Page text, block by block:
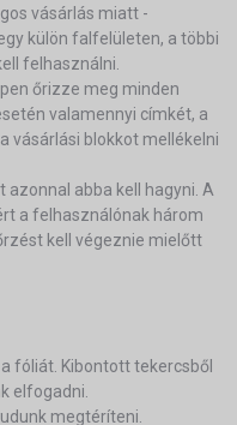
vásárlás miatt -
külön falfelületen, a többi
felhasználni.
őrizze meg minden
valamennyi címkét, a
vásárlási blokkot mellékelni
abba kell hagyni. A
a felhasználónak három
kell végeznie mielőtt
fóliát. Kibontott tekercsből
elfogadni.
megtéríteni.